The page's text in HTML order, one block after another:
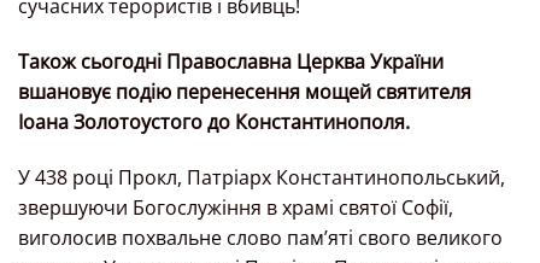
сучасних терористів і вбивць!
Також сьогодні Православна Церква України
вшановує подію перенесення мощей святителя
Іоана Золотоустого до Константинополя.
У 438 році Прокл, Патріарх Константинопольський,
звершуючи Богослужіння в храмі святої Софії,
виголосив похвальне слово пам’яті свого великого